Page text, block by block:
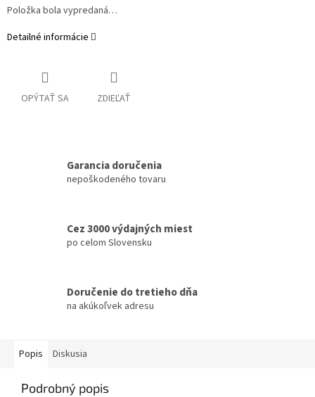
Položka bola vypredaná…
Detailné informácie
OPÝTAŤ SA ZDIEĽAŤ
Garancia doručenia
nepoškodeného tovaru
Cez 3000 výdajných miest
po celom Slovensku
Doručenie do tretieho dňa
na akúkoľvek adresu
Popis Diskusia
Podrobný popis